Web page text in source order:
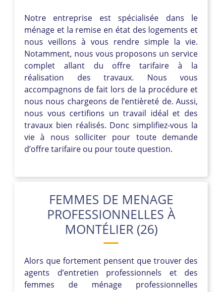
Notre entreprise est spécialisée dans le
ménage et la remise en état des logements et
nous veillons à vous rendre simple la vie.
Notamment, nous vous proposons un service
complet allant du offre tarifaire à la
réalisation des travaux. Nous vous
accompagnons de fait lors de la procédure et
nous nous chargeons de l’entièreté de. Aussi,
nous vous certifions un travail idéal et des
travaux bien réalisés. Donc simplifiez-vous la
vie à nous solliciter pour toute demande
d’offre tarifaire ou pour toute question.
FEMMES DE MENAGE
PROFESSIONNELLES À
MONTÉLIER (26)
Alors que fortement pensent que trouver des
agents d’entretien professionnels et des
femmes de ménage professionnelles